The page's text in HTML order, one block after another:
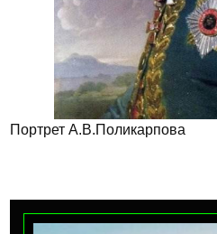
Портрет А.В.Поликарпова